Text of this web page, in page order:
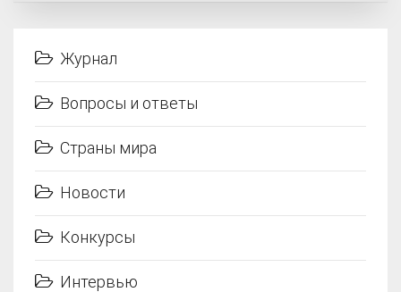
Журнал
Вопросы и ответы
Страны мира
Новости
Конкурсы
Интервью